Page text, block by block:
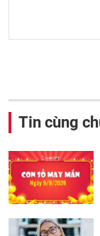
Tin cùng